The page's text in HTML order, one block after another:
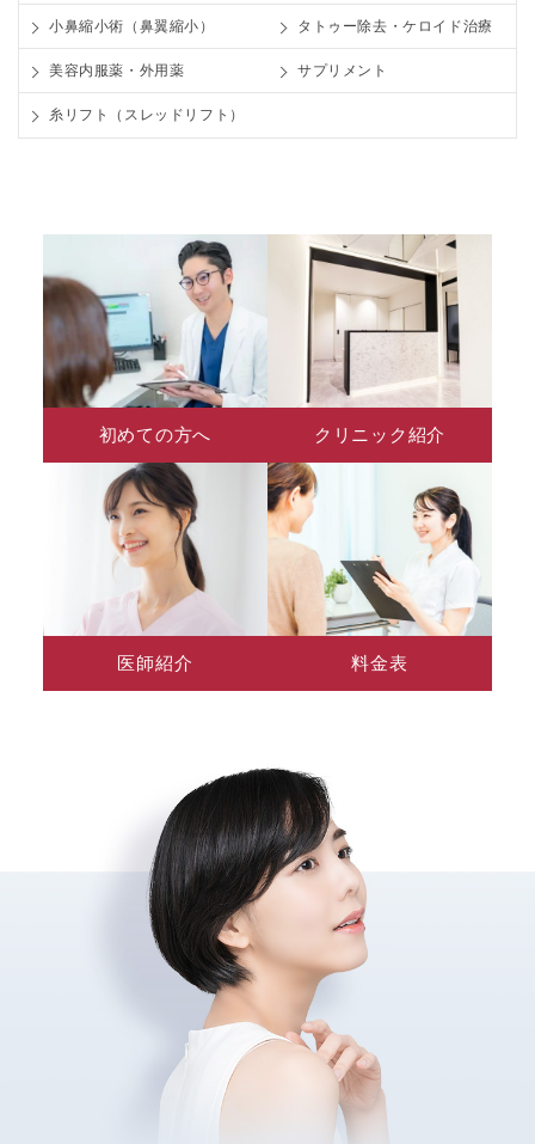
小鼻縮小術（鼻翼縮小） タトゥー除去・ケロイド治療
美容内服薬・外用薬 サプリメント
糸リフト（スレッドリフト）
初めての方へ クリニック紹介
医師紹介 料金表